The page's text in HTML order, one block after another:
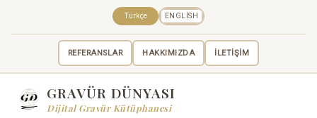
REFERANSLAR HAKKIMIZDA İLETİŞİM
Türkçe ENGLISH
GRAVÜR DÜNYASI
Dijital Gravür Kütüphanesi